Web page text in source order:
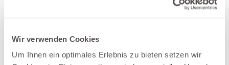
Wir verwenden Cookies
Um Ihnen ein optimales Erlebnis zu bieten setzen wir